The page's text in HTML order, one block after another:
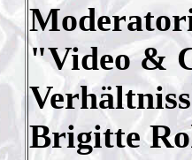
"Video &
Brigitte